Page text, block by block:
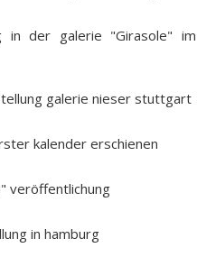
in der galerie "Girasole"
galerie nieser stuttgart
kalender erschienen
veröffentlichung
in hamburg